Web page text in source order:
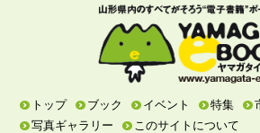
トップ ブック イベント 特集
写真ギャラリー
このサイトについて